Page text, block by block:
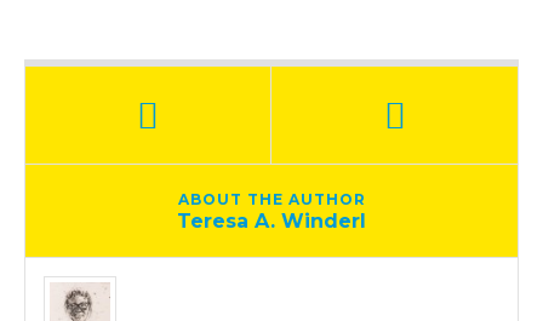
ABOUT THE AUTHOR
Teresa A. Winderl